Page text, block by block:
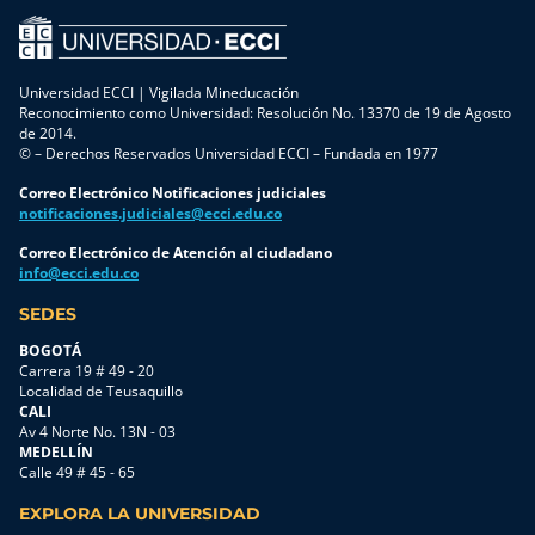
Universidad ECCI | Vigilada Mineducación
Reconocimiento como Universidad: Resolución No. 13370 de 19 de Agosto
de 2014.
© – Derechos Reservados Universidad ECCI – Fundada en 1977
Correo Electrónico Notificaciones judiciales
notificaciones.judiciales@ecci.edu.co
Correo Electrónico de Atención al ciudadano
info@ecci.edu.co
SEDES
BOGOTÁ
Carrera 19 # 49 - 20
Localidad de Teusaquillo
CALI
Av 4 Norte No. 13N - 03
MEDELLÍN
Calle 49 # 45 - 65
EXPLORA LA UNIVERSIDAD